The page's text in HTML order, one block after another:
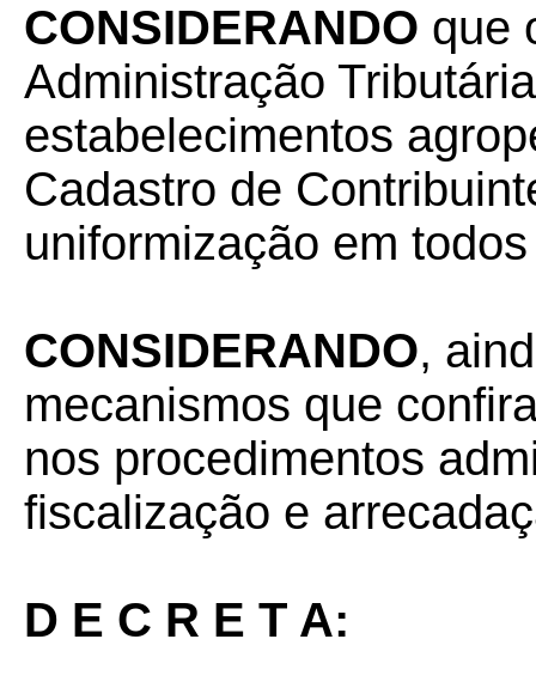
CONSIDERANDO que
Administração
estabelecimentos
Cadastro de
uniformização em
CONSIDERANDO,
mecanismos que
nos procedimentos
fiscalização e
D E C R E T A: